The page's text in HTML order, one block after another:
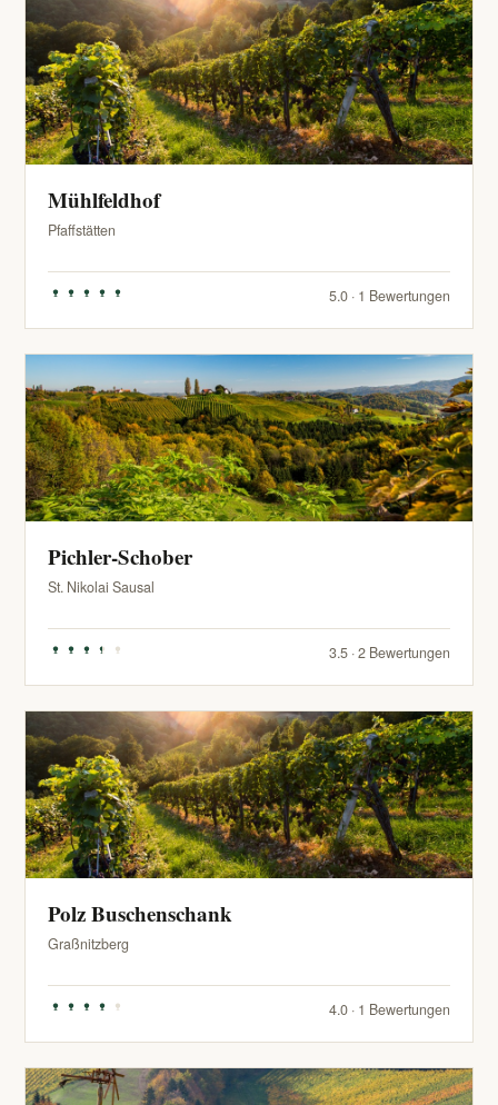
Mühlfeldhof
Pfaffstätten
5.0 · 1 Bewertungen
Pichler-Schober
St. Nikolai Sausal
3.5 · 2 Bewertungen
Polz Buschenschank
Graßnitzberg
4.0 · 1 Bewertungen